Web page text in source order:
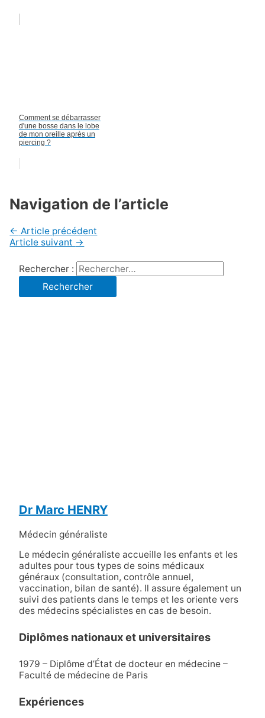
Comment se débarrasser
d'une bosse dans le lobe
de mon oreille après un
piercing ?
Navigation de l’article
← Article précédent
Article suivant →
Rechercher :
Dr Marc HENRY
Médecin généraliste
Le médecin généraliste accueille les enfants et les
adultes pour tous types de soins médicaux
généraux (consultation, contrôle annuel,
vaccination, bilan de santé). Il assure également un
suivi des patients dans le temps et les oriente vers
des médecins spécialistes en cas de besoin.
Diplômes nationaux et universitaires
1979 – Diplôme d’État de docteur en médecine –
Faculté de médecine de Paris
Expériences